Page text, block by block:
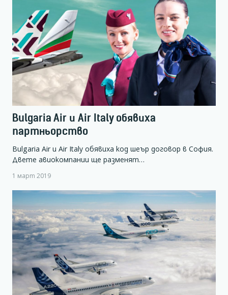
Bulgaria Air и Air Italy обявиха
партньорство
Bulgaria Air и Air Italy обявиха код шеър договор в София.
Двете авиокомпании ще разменят…
1 март 2019